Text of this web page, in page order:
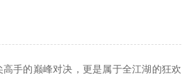
手的巅峰对决，更是属于全江湖的狂欢